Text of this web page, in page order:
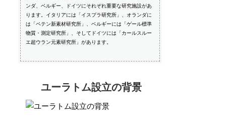
ンダ、ベルギー、ドイツにそれぞれ重要な研究施設があ
ります。イタリアには「イスプラ研究所」、オランダに
は「ペテン新素材研究所」、ベルギーには「ゲール標準
物質・測定研究所」、そしてドイツには「カールスルー
エ超ウラン元素研究所」があります。
ユーラトム設立の背景